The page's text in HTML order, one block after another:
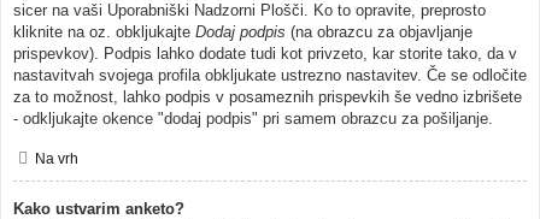
sicer na vaši Uporabniški Nadzorni Plošči. Ko to opravite, preprosto
kliknite na oz. obkljukajte Dodaj podpis (na obrazcu za objavljanje
prispevkov). Podpis lahko dodate tudi kot privzeto, kar storite tako, da v
nastavitvah svojega profila obkljukate ustrezno nastavitev. Če se odločite
za to možnost, lahko podpis v posameznih prispevkih še vedno izbrišete
- odkljukajte okence "dodaj podpis" pri samem obrazcu za pošiljanje.
Na vrh
Kako ustvarim anketo?